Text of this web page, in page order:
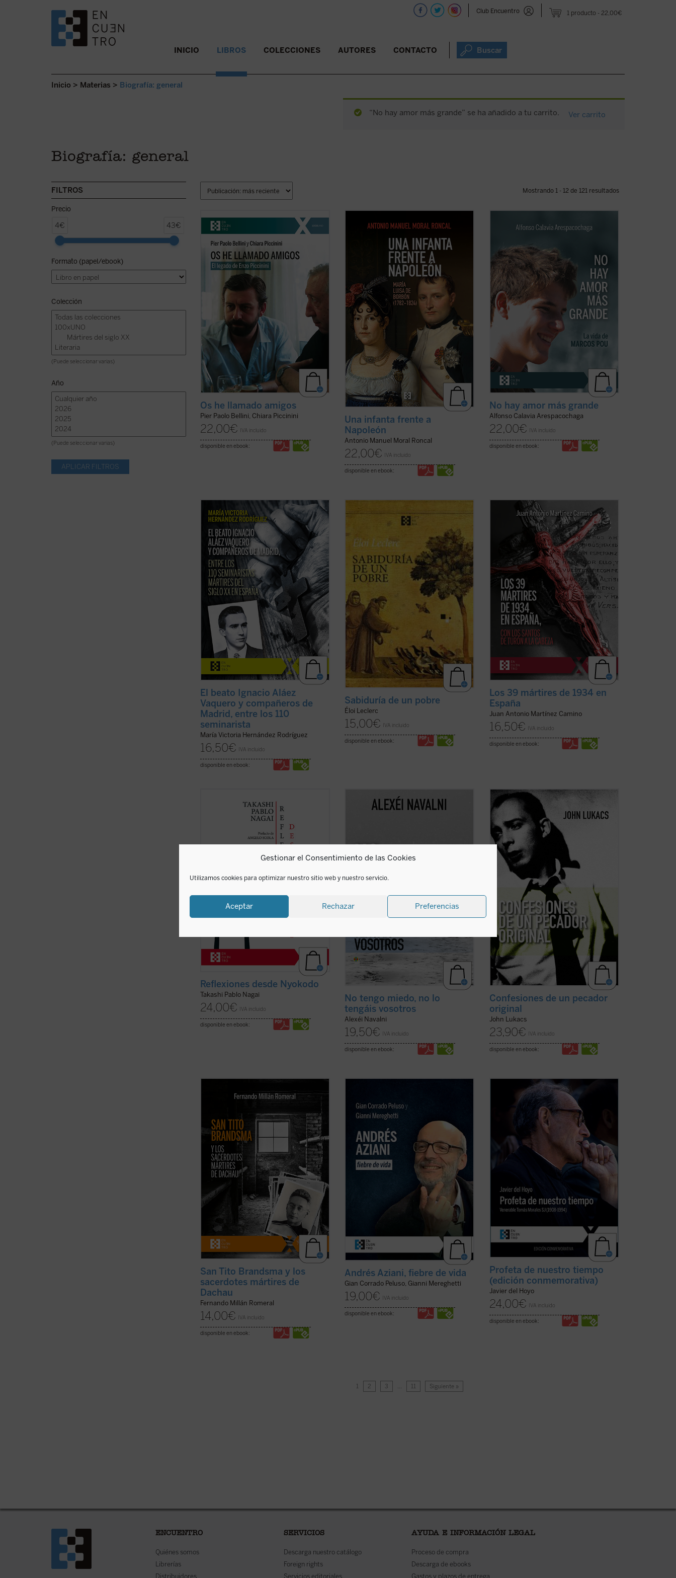
Gestionar el Consentimiento de las Cookies
Utilizamos cookies para optimizar nuestro sitio web y nuestro servicio.
Aceptar Rechazar Preferencias
1 producto 22,00€
Club Encuentro
SALTAR AL CONTENIDO. INICIO LIBROS COLECCIONES AUTORES CONTACTO Buscar
Inicio > Materias > Biografía: general
“No hay amor más grande” se ha añadido a tu carrito. Ver carrito
Biografía: general
FILTROS
Precio
4€ 43€
Formato (papel/ebook)
Colección
(Puede seleccionar varias)
Año
(Puede seleccionar varias)
Mostrando 1 - 12 de 121 resultados
¿Quién era Enzo Piccinini, el cirujano que
murió trágicamente en un accidente de
coche en mayo de 1999, amigo de Luigi
Giussani e incansable impulsor de
numerosas iniciativas religiosas, sociales
y culturales en su región de Emilia
Romaña y ...
(ver ficha)
Os he llamado amigos
Pier Paolo Bellini, Chiara Piccinini
22,00€ IVA incluido
disponible en ebook:
He aquí la gran historia de la única en la
directamente a Napoleón (pagando su
valentía con el exilio y la prisión), y quien,
sin haber sido educada para gobernar,
asumió la regencia de su hijo. Como ...
(ver ficha)
Una infanta frente a
Napoleón
Antonio Manuel Moral Roncal
22,00€ IVA incluido
disponible en ebook:
La historia de Marcos recuerda, de
forma sencilla, que es posible vivir de
humanas que, por la manera en que nos
miran, nos hacen vislumbrar aquello para
lo que hemos sido creados. Este libro
ofrece un espacio para ...
(ver ficha)
No hay amor más grande
Alfonso Calavia Arespacochaga
22,00€ IVA incluido
disponible en ebook:
La beatificación de estos 11 mártires, en
2026, coincide con el noventa aniversario
de la explosión sangrienta, en 1936, de la
persecución del siglo XX en España. La
postuladora de su Causa de beatificación
presenta aquí una breve pero ...
(ver
ficha)
El beato Ignacio Aláez
Vaquero y compañeros de
Madrid, entre los 110
seminarista
María Victoria Hernández Rodríguez
16,50€ IVA incluido
disponible en ebook:
No se trata de un tratado ni de una
biografía al uso, sino de una narración
profundamente fiel, invita a recorrer la
experiencia franciscana como una
historia viva y cercana.
Esta edición ofrece una nueva ... (ver
ficha)
Sabiduría de un pobre
Éloi Leclerc
15,00€ IVA incluido
disponible en ebook:
La revolución de 1934 causó los primeros
39 mártires del siglo XX en España. Este
libro ofrece el primer panorama
completo de esos testigos de Jesucristo.
Los más conocidos son los santos
Mártires de Turón y los beatos
Seminaristas ...(ver ficha)
Los 39 mártires de 1934 en
España
Juan Antonio Martínez Camino
16,50€ IVA incluido
disponible en ebook:
Reflexiones desde Nyokodō
serie de escritos breves, meditaciones y
cartas suyas que conforman una obra
valiosísima para seguir, a través de una
intimidad familiar con él, los pasos de
Reflexiones desde Nyokodo
Takashi Pablo Nagai
24,00€ IVA incluido
disponible en ebook:
Este libro reúne un conjunto de
reflexiones públicas y privadas de Alexei
No tengo miedo, no lo
tengáis vosotros
Alexéi Navalni
19,50€ IVA incluido
disponible en ebook:
En esta elocuente y sugerente
«autohistoria», John Lukacs, distinguido
historiador y escritor, describe la historia
de sus propias convicciones y creencias.
Un viaje que nos lleva desde la Hungría
de los años treinta y la asolada Budapest
de ... (ver ficha)
Confesiones de un pecador
original
John Lukacs
23,90€ IVA incluido
disponible en ebook:
2.652 sacerdotes y religiosos católicos
fueron asesinados o murieron a causa de
las penalidades unos 1.800, de los cuales,
1.106 polacos. El carmelita holandés Tito
Brandsma ha sido ya canonizado y 57 ...
(ver ficha)
San Tito Brandsma y los
sacerdotes mártires de
Dachau
Fernando Millán Romeral
14,00€ IVA incluido
disponible en ebook:
quiso poner en marcha la causa de
beatificación en 2016 de un profesor de
filosofía italiano llamado Andrés Aziani.
¿Quién fue este docente que impactó de
tal forma las vidas de tantas personas a
(ver ficha)
Andrés Aziani, fiebre de vida
Gian Corrado Peluso, Gianni Mereghetti
19,00€ IVA incluido
disponible en ebook:
Profeta de nuestro tiemponos presenta
la biografía de un hombre, el Venerable
Tomás Morales SJ, en cuyo devenir
histórico se amasan los aconteceres
sociales y políticos, culturales y
eclesiales más trascendentes de España
en el siglo ...(ver ficha)
Profeta de nuestro tiempo
(edición conmemorativa)
Javier del Hoyo
24,00€ IVA incluido
disponible en ebook:
1 2 3 … 11 Siguiente »
ENCUENTRO
Quiénes somos
Librerías
Distribuidores
SERVICIOS
Descarga nuestro catálogo
Foreign rights
Servicios editoriales
AYUDA E INFORMACIÓN LEGAL
Proceso de compra
Descarga de ebooks
Gastos y plazos de entrega